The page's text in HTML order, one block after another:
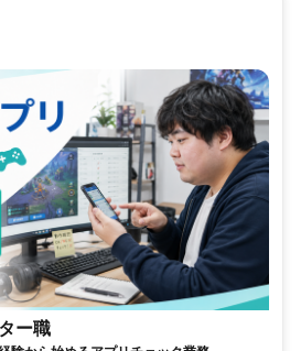
ー職